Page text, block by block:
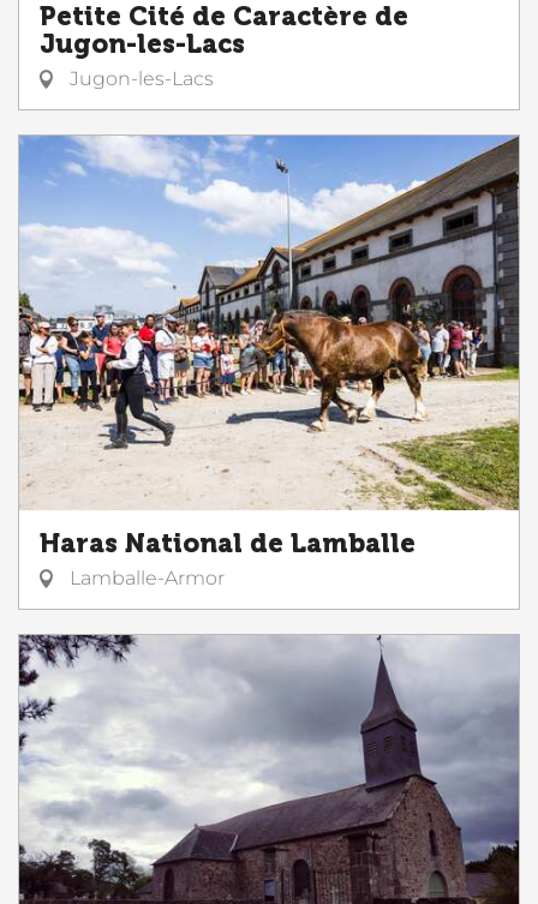
Petite Cité de Caractère de
Jugon-les-Lacs
Jugon-les-Lacs
Haras National de Lamballe
Lamballe-Armor